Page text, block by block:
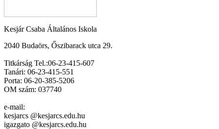
Kesjár Csaba Általános Iskola
2040 Budaörs, Őszibarack utca 29.
Titkárság Tel.:06-23-415-607
Tanári: 06-23-415-551
Porta: 06-20-385-5206
OM szám: 037740
e-mail:
kesjarcs @kesjarcs.edu.hu
igazgato @kesjarcs.edu.hu